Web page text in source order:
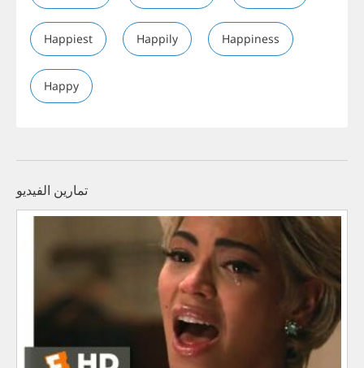
Happiest Happily Happiness
Happy
تمارين الفيديو